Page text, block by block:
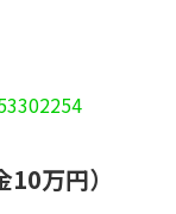
万円）